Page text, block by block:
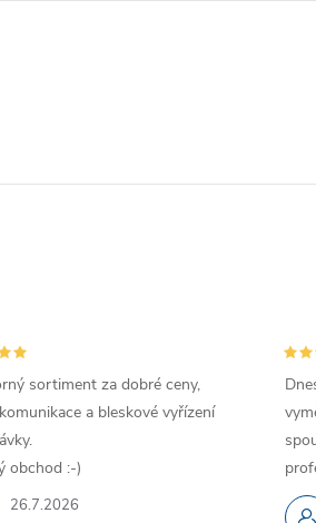
26.7.2026
sortiment za dobré ceny,
a bleskové vyřízení
obchod :-)